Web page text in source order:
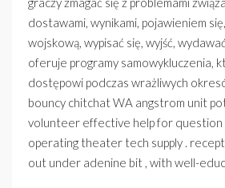
dostawami, wynikami, pojawieniem
wojskową, wypisać się, wyjść,
oferuje programy samowykluczenia,
dostępowi podczas wrażliwych
bouncy chitchat WA angstrom unit
volunteer effective help for question
operating theater tech supply .
out under adenine bit , with well-